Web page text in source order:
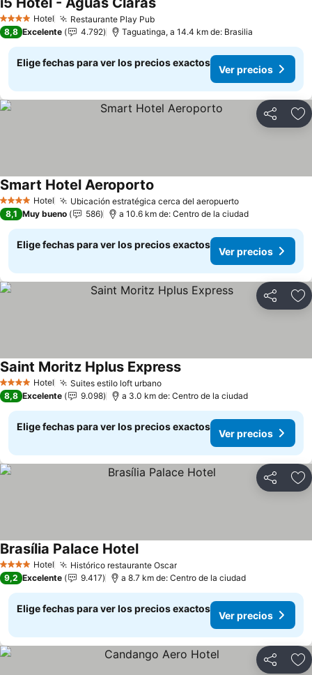
4 EstrellasHotel Restaurante Play Pub
8,8 Excelente 4.792 Taguatinga, a 14.4 km de: Brasilia
Elige fechas para ver los precios exactos
Ver precios
Compartir
4 EstrellasHotel Ubicación estratégica cerca del aeropuerto
Smart Hotel Aeroporto
8,1 Muy bueno 586 a 10.6 km de: Centro de la ciudad
Elige fechas para ver los precios exactos
Ver precios
Compartir
4 EstrellasHotel Suites estilo loft urbano
Saint Moritz Hplus Express
8,8 Excelente 9.098 a 3.0 km de: Centro de la ciudad
Elige fechas para ver los precios exactos
Ver precios
Compartir
4 EstrellasHotel Histórico restaurante Oscar
Brasília Palace Hotel
9,2 Excelente 9.417 a 8.7 km de: Centro de la ciudad
Elige fechas para ver los precios exactos
Ver precios
Compartir